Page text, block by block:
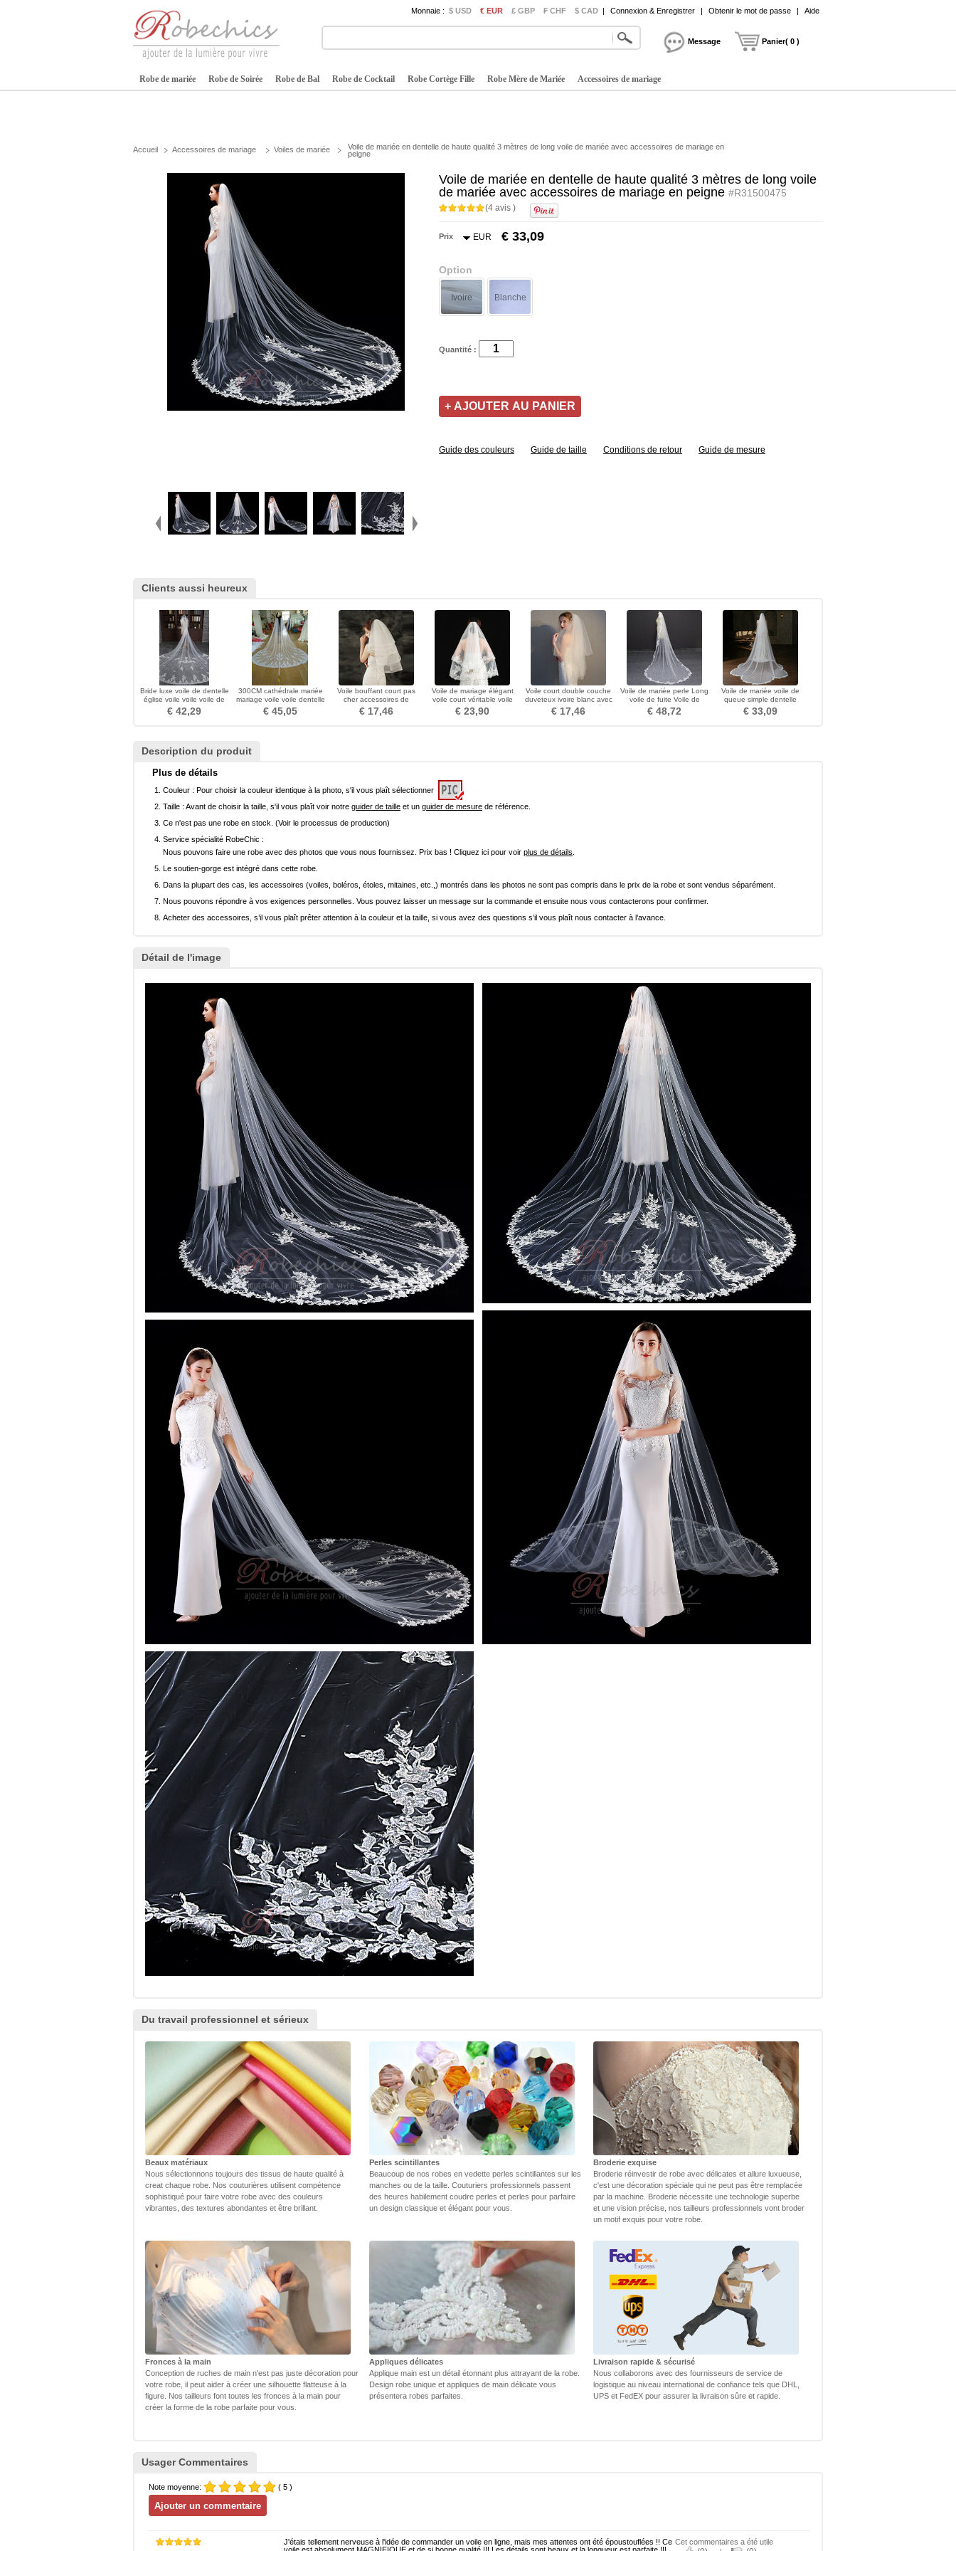
Monnaie : $ USD € EUR £ GBP ₣ CHF $ CAD | Connexion & Enregistrer | Obtenir le mot de passe | Aide
Message Panier( 0 )
Robe de mariée Robe de Soirée Robe de Bal Robe de Cocktail Robe Cortège Fille Robe Mère de Mariée Accessoires de mariage
Accueil Accessoires de mariage Voiles de mariée
Voile de mariée en dentelle de haute qualité 3 mètres de long voile de mariée avec accessoires de mariage en
peigne
Voile de mariée en dentelle de haute qualité 3 mètres de long voile
de mariée avec accessoires de mariage en peigne #R31500475
(4 avis )
Prix EUR € 33,09
Option
Ivoire Blanche
Quantité :
Guide des couleurs Guide de taille Conditions de retour Guide de mesure
Clients aussi heureux
Bride luxe voile de dentelle
église voile voile voile de
dentelle de broderie
€ 42,29
300CM cathédrale mariée
mariage voile voile dentelle
voile longue queue voile
€ 45,05
Voile bouffant court pas
cher accessoires de
mariage voile simple
€ 17,46
Voile de mariage élégant
voile court véritable voile
photo une couche de voile
de mariée ivoire blanc
€ 23,90
Voile court double couche
duveteux ivoire blanc avec
peigne voile de mariée
€ 17,46
Voile de mariée perle Long
voile de fuite Voile de
mariage église nuptiale
€ 48,72
Voile de mariée voile de
queue simple dentelle
couvrante voile de mariage
€ 33,09
Description du produit
Plus de détails
Couleur : Pour choisir la couleur identique à la photo, s'il vous plaît sélectionner
Taille : Avant de choisir la taille, s'il vous plaît voir notre guider de taille et un guider de mesure de référence.
Ce n'est pas une robe en stock. (Voir le processus de production)
Service spécialité RobeChic :
Nous pouvons faire une robe avec des photos que vous nous fournissez. Prix bas ! Cliquez ici pour voir plus de détails
Le soutien-gorge est intégré dans cette robe.
Dans la plupart des cas, les accessoires (voiles, boléros, étoles, mitaines, etc.,) montrés dans les photos ne sont pas compris dans le prix de la robe et sont vendus séparément.
Nous pouvons répondre à vos exigences personnelles. Vous pouvez laisser un message sur la commande et ensuite nous vous contacterons pour confirmer.
Acheter des accessoires, s’il vous plaît prêter attention à la couleur et la taille, si vous avez des questions s’il vous plaît nous contacter à l’avance.
Détail de l'image
Du travail professionnel et sérieux
Beaux matériaux
Nous sélectionnons toujours des tissus de haute qualité à
creat chaque robe. Nos couturières utilisent compétence
sophistiqué pour faire votre robe avec des couleurs
vibrantes, des textures abondantes et être brillant.
Perles scintillantes
Beaucoup de nos robes en vedette perles scintillantes sur les
manches ou de la taille. Couturiers professionnels passent
des heures habilement coudre perles et perles pour parfaire
un design classique et élégant pour vous.
Broderie exquise
Broderie réinvestir de robe avec délicates et allure luxueuse,
c'est une décoration spéciale qui ne peut pas être remplacée
par la machine. Broderie nécessite une technologie superbe
et une vision précise, nos tailleurs professionnels vont broder
un motif exquis pour votre robe.
Fronces à la main
Conception de ruches de main n'est pas juste décoration pour
votre robe, il peut aider à créer une silhouette flatteuse à la
figure. Nos tailleurs font toutes les fronces à la main pour
créer la forme de la robe parfaite pour vous.
Appliques délicates
Applique main est un détail étonnant plus attrayant de la robe.
Design robe unique et appliques de main délicate vous
présentera robes parfaites.
Livraison rapide & sécurisé
Nous collaborons avec des fournisseurs de service de
logistique au niveau international de confiance tels que DHL,
UPS et FedEX pour assurer la livraison sûre et rapide.
Usager Commentaires
Note moyenne: ( 5 )
J'étais tellement nerveuse à l'idée de commander un voile en ligne, mais mes attentes ont été époustouflées !! Ce Cet commentaires a été utile